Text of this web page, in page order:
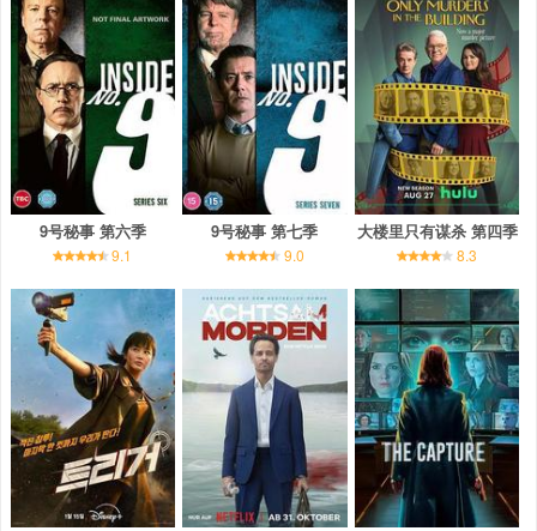
9号秘事 第六季
9.1
9号秘事 第七季
9.0
大楼里只有谋杀 第四季
8.3